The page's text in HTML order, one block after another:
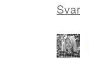
Svar